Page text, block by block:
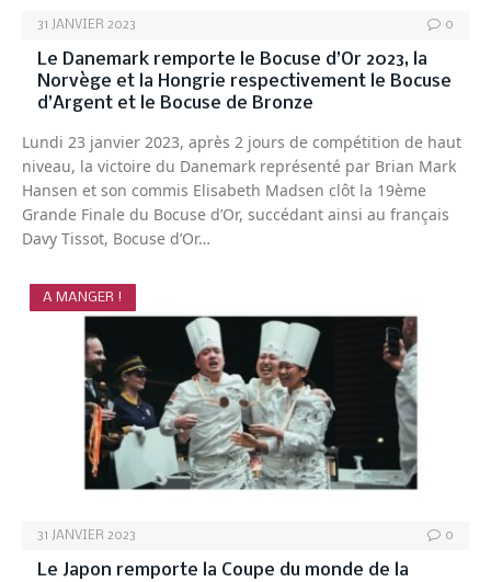
31 JANVIER 2023 0
Le Danemark remporte le Bocuse d’Or 2023, la
Norvège et la Hongrie respectivement le Bocuse
d’Argent et le Bocuse de Bronze
Lundi 23 janvier 2023, après 2 jours de compétition de haut
niveau, la victoire du Danemark représenté par Brian Mark
Hansen et son commis Elisabeth Madsen clôt la 19ème
Grande Finale du Bocuse d’Or, succédant ainsi au français
Davy Tissot, Bocuse d’Or…
A MANGER !
31 JANVIER 2023 0
Le Japon remporte la Coupe du monde de la